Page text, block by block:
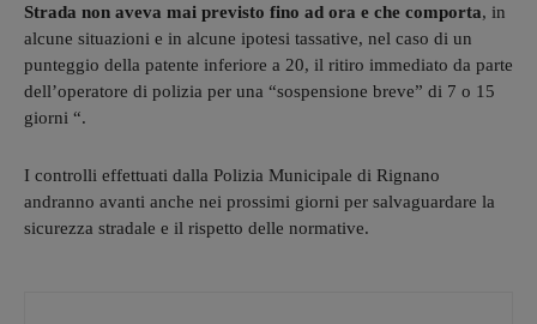
Strada non aveva mai previsto fino ad ora e che comporta, in
alcune situazioni e in alcune ipotesi tassative, nel caso di un
punteggio della patente inferiore a 20, il ritiro immediato da parte
dell’operatore di polizia per una “sospensione breve” di 7 o 15
giorni “.
I controlli effettuati dalla Polizia Municipale di Rignano
andranno avanti anche nei prossimi giorni per salvaguardare la
sicurezza stradale e il rispetto delle normative.